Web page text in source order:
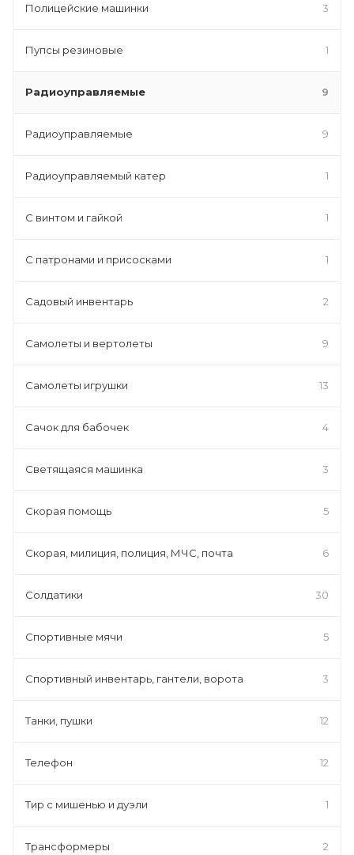
Полицейские машинки 3
Пупсы резиновые 1
Радиоуправляемые 9
Радиоуправляемые 9
Радиоуправляемый катер 1
С винтом и гайкой 1
С патронами и присосками 1
Садовый инвентарь 2
Самолеты и вертолеты 9
Самолеты игрушки 13
Сачок для бабочек 4
Светящаяся машинка 3
Скорая помощь 5
Скорая, милиция, полиция, МЧС, почта 6
Солдатики 30
Спортивные мячи 5
Спортивный инвентарь, гантели, ворота 3
Танки, пушки 12
Телефон 12
Тир с мишенью и дуэли 1
Трансформеры 2